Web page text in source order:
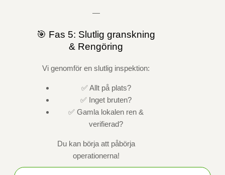
—
🎯 Fas 5: Slutlig granskning
& Rengöring
Vi genomför en slutlig inspektion:
✅ Allt på plats?
✅ Inget bruten?
✅ Gamla lokalen ren &
verifierad?
Du kan börja att påbörja
operationerna!